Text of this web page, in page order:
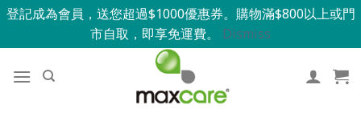
登記成為會員，送您超過$1000優惠券。購物滿$800以上或門
市自取，即享免運費。 Dismiss